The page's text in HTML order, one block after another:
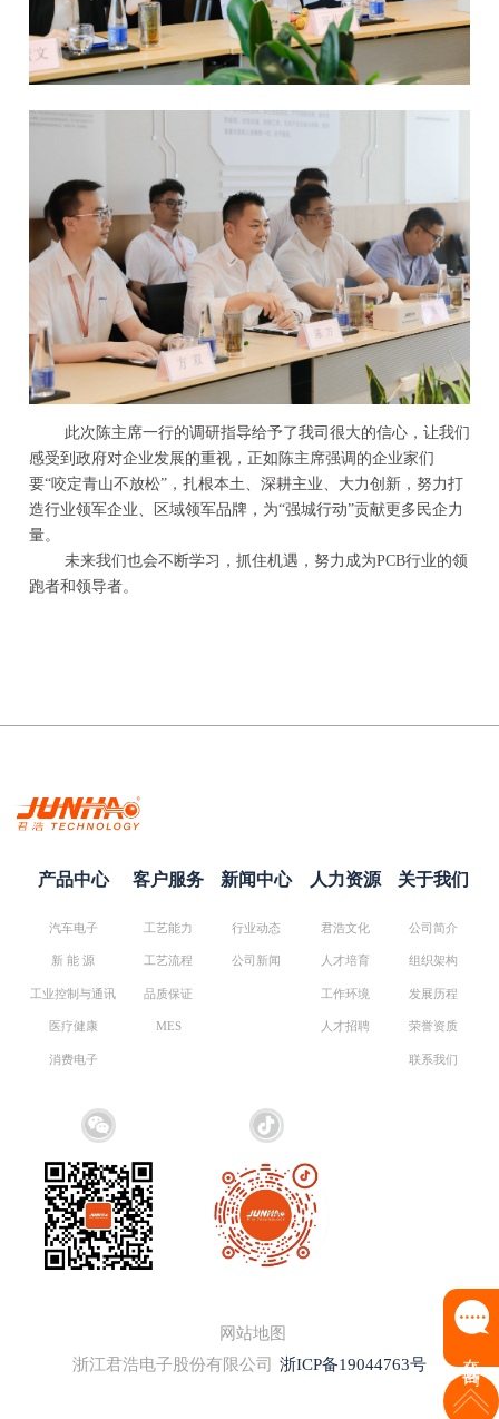
此次陈主席一行的调研指导给予了我司很大的信心，让我们
感受到政府对企业发展的重视，正如陈主席强调的企业家们
要“咬定青山不放松”，扎根本土、深耕主业、大力创新，努力打
造行业领军企业、区域领军品牌，为“强城行动”贡献更多民企力
量。
未来我们也会不断学习，抓住机遇，努力成为PCB行业的领
跑者和领导者。
产品中心
汽车电子
新 能 源
工业控制与通讯
医疗健康
消费电子
客户服务
工艺能力
工艺流程
品质保证
MES
新闻中心
行业动态
公司新闻
人力资源
君浩文化
人才培育
工作环境
人才招聘
关于我们
公司简介
组织架构
发展历程
荣誉资质
联系我们
网站地图
浙江君浩电子股份有限公司
浙ICP备19044763号